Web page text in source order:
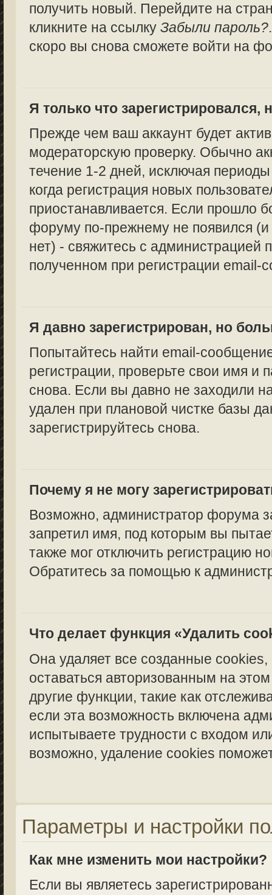
получить новый. Перейдите на
кликните на ссылкуЗабыли пароль?
скоро вы снова сможете войти на
Я только что зарегистрировался,
Прежде чем ваш аккаунт будет
модераторскую проверку. Обычно
течение 1-2 дней, исключая периоды
когда регистрация новых
приостанавливается. Если прошло
форуму по-прежнему не появился
нет) - свяжитесь с администрацией
полученном при регистрации email-
Я давно зарегистрирован, но
Попытайтесь найти email-
регистрации, проверьте свои имя и
снова. Если вы давно не заходили
удален при плановой чистке базы
зарегистрируйтесь снова.
Почему я не могу
Возможно, администратор форума
запретил имя, под которым вы
также мог отключить регистрацию
Обратитесь за помощью к
Что делает функция «Удалить
Она удаляет все созданные
оставаться авторизованным на
другие функции, такие как
если эта возможность включена
испытываете трудности с входом
возможно, удаление cookies
Параметры и настройки
Как мне изменить мои настройки?
Если вы являетесь